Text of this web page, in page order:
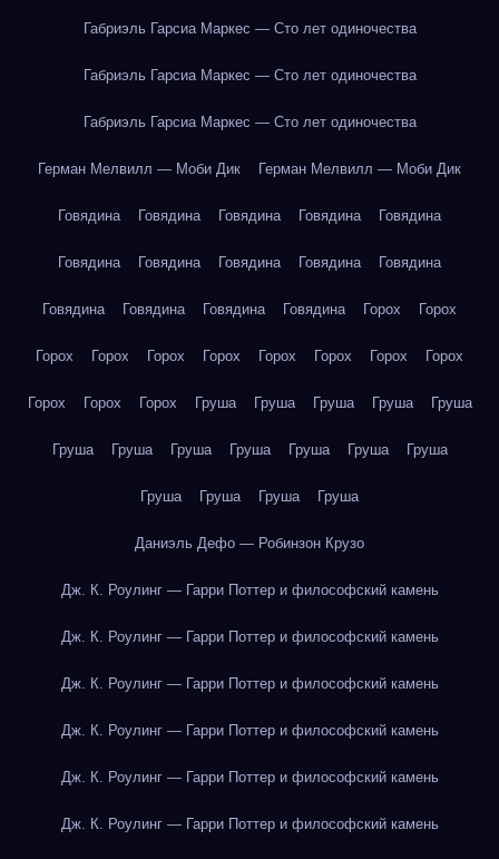
Габриэль Гарсиа Маркес — Сто лет одиночества
Габриэль Гарсиа Маркес — Сто лет одиночества
Габриэль Гарсиа Маркес — Сто лет одиночества
Герман Мелвилл — Моби Дик Герман Мелвилл — Моби Дик
Говядина Говядина Говядина Говядина Говядина
Говядина Говядина Говядина Говядина Говядина
Говядина Говядина Говядина Говядина Горох Горох
Горох Горох Горох Горох Горох Горох Горох Горох
Горох Горох Горох Груша Груша Груша Груша Груша
Груша Груша Груша Груша Груша Груша Груша
Груша Груша Груша Груша
Даниэль Дефо — Робинзон Крузо
Дж. К. Роулинг — Гарри Поттер и философский камень
Дж. К. Роулинг — Гарри Поттер и философский камень
Дж. К. Роулинг — Гарри Поттер и философский камень
Дж. К. Роулинг — Гарри Поттер и философский камень
Дж. К. Роулинг — Гарри Поттер и философский камень
Дж. К. Роулинг — Гарри Поттер и философский камень